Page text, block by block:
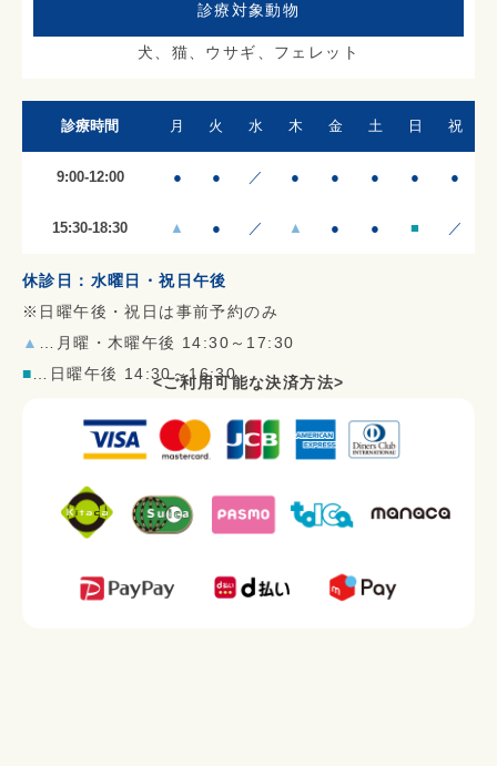
診療対象動物
犬、猫、ウサギ、フェレット
診療時間 月 火 水 木 金 土 日 祝
9:00-12:00 ● ● ／ ● ● ● ● ●
15:30-18:30 ▲ ● ／ ▲ ● ● ■ ／
休診日：水曜日・祝日午後
※日曜午後・祝日は事前予約のみ
▲ …月曜・木曜午後 14:30～17:30
■…日曜午後 14:30～16:30<ご利用可能な決済方法>